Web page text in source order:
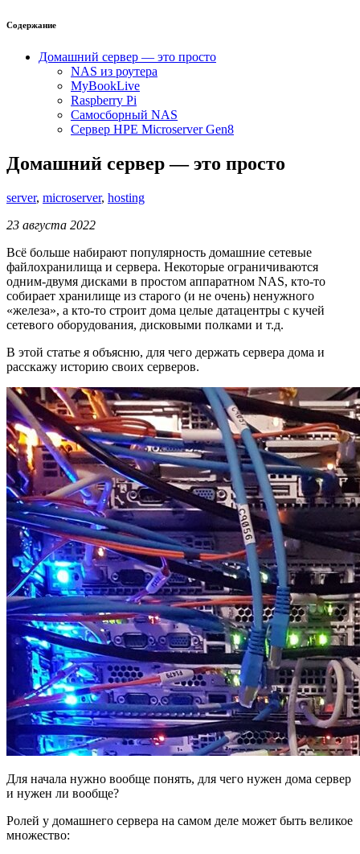
Содержание
Домашний сервер — это просто
NAS из роутера
MyBookLive
Raspberry Pi
Самосборный NAS
Сервер HPE Microserver Gen8
Домашний сервер — это просто
server, microserver, hosting
23 августа 2022
Всё больше набирают популярность домашние сетевые
файлохранилища и сервера. Некоторые ограничиваются
одним-двумя дисками в простом аппаратном NAS, кто-то
собирает хранилище из старого (и не очень) ненужного
«железа», а кто-то строит дома целые датацентры с кучей
сетевого оборудования, дисковыми полками и т.д.
В этой статье я объясню, для чего держать сервера дома и
расскажу историю своих серверов.
Для начала нужно вообще понять, для чего нужен дома сервер
и нужен ли вообще?
Ролей у домашнего сервера на самом деле может быть великое
множество: